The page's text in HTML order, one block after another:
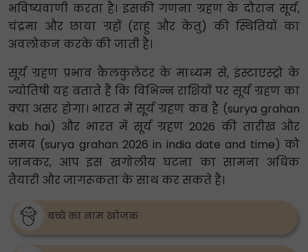
भविष्यवाणी करता है। इसकी गणना ग्रहण के दौरान सूर्य,
चंद्रमा और छाया ग्रहों (राहु और केतु) की स्थितियों का
अवलोकन करके की जाती है।
सूर्य ग्रहण प्रभाव कैलकुलेटर के माध्यम से, इंस्टाएस्ट्रो के
ज्योतिषी यह बताते हैं कि विभिन्न राशियों पर सूर्य ग्रहण का
क्या असर होगा। भारत में सूर्य ग्रहण कब है (surya grahan
kab hai) और भारत में सूर्य ग्रहण 2026 की तारीख और
समय (surya grahan 2026 in india date and time) को
जानकर, आप इस खगोलीय घटना का सामना अधिक
तैयारी और जागरूकता के साथ कर सकते हैं।
बच्चे का नाम खोजक